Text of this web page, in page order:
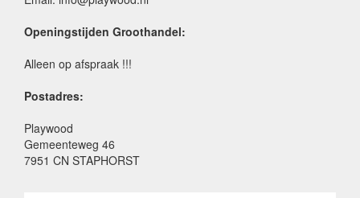
Openingstijden Groothandel:
Alleen op afspraak !!!
Postadres:
Playwood
Gemeenteweg 46
7951 CN STAPHORST